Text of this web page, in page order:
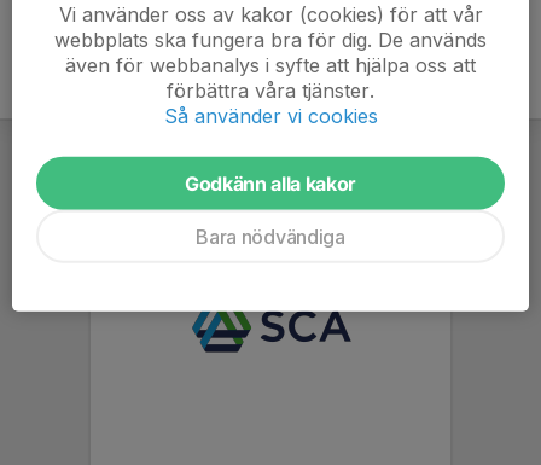
Vi använder oss av kakor (cookies) för att vår
webbplats ska fungera bra för dig. De används
även för webbanalys i syfte att hjälpa oss att
förbättra våra tjänster.
Så använder vi cookies
Godkänn alla kakor
Bara nödvändiga